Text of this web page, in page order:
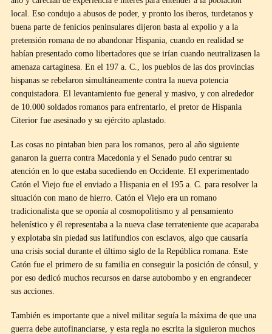
local. Eso condujo a abusos de poder, y pronto los iberos, turdetanos y
buena parte de fenicios peninsulares dijeron basta al expolio y a la
pretensión romana de no abandonar Hispania, cuando en realidad se
habían presentado como libertadores que se irían cuando neutralizasen la
amenaza cartaginesa. En el 197 a. C., los pueblos de las dos provincias
hispanas se rebelaron simultáneamente contra la nueva potencia
conquistadora. El levantamiento fue general y masivo, y con alrededor
de 10.000 soldados romanos para enfrentarlo, el pretor de Hispania
Citerior fue asesinado y su ejército aplastado.
Las cosas no pintaban bien para los romanos, pero al año siguiente
ganaron la guerra contra Macedonia y el Senado pudo centrar su
atención en lo que estaba sucediendo en Occidente. El experimentado
Catón el Viejo fue el enviado a Hispania en el 195 a. C. para resolver la
situación con mano de hierro. Catón el Viejo era un romano
tradicionalista que se oponía al cosmopolitismo y al pensamiento
helenístico y él representaba a la nueva clase terrateniente que acaparaba
y explotaba sin piedad sus latifundios con esclavos, algo que causaría
una crisis social durante el último siglo de la República romana. Este
Catón fue el primero de su familia en conseguir la posición de cónsul, y
por eso dedicó muchos recursos en darse autobombo y en engrandecer
sus acciones.
También es importante que a nivel militar seguía la máxima de que una
guerra debe autofinanciarse, y esta regla no escrita la siguieron muchos